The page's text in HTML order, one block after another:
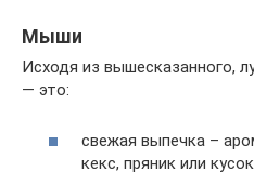
Мыши
Исходя из вышесказанного,
— это:
свежая выпечка –
кекс, пряник или